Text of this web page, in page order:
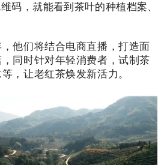
码，就能看到茶叶的种植档案、
他们将结合电商直播，打造面
同时针对年轻消费者，试制茶
，让老红茶焕发新活力。